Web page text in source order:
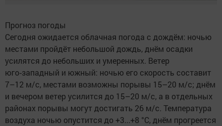
Прогноз погоды
Сегодня ожидается облачная погода с дождём: ночью
местами пройдёт небольшой дождь, днём осадки
усилятся до небольших и умеренных. Ветер
юго‑западный и южный: ночью его скорость составит
7–12 м/с, местами возможны порывы 15–20 м/с; днём
и вечером ветер усилится до 15–20 м/с, а в отдельных
районах порывы могут достигать 26 м/с. Температура
воздуха ночью опустится до +3...+8 °C, днём прогреется